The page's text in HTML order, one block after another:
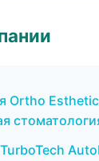
Ortho